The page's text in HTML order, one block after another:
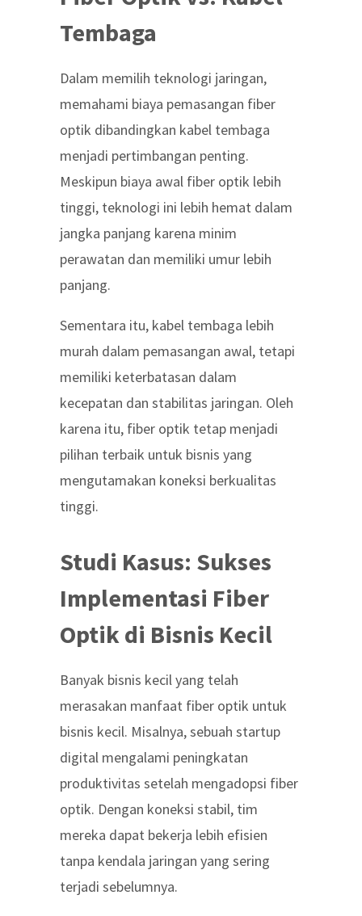
Tembaga
Dalam memilih teknologi jaringan,
memahami biaya pemasangan fiber
optik dibandingkan kabel tembaga
menjadi pertimbangan penting.
Meskipun biaya awal fiber optik lebih
tinggi, teknologi ini lebih hemat dalam
jangka panjang karena minim
perawatan dan memiliki umur lebih
panjang.
Sementara itu, kabel tembaga lebih
murah dalam pemasangan awal, tetapi
memiliki keterbatasan dalam
kecepatan dan stabilitas jaringan. Oleh
karena itu, fiber optik tetap menjadi
pilihan terbaik untuk bisnis yang
mengutamakan koneksi berkualitas
tinggi.
Studi Kasus: Sukses
Implementasi Fiber
Optik di Bisnis Kecil
Banyak bisnis kecil yang telah
merasakan manfaat fiber optik untuk
bisnis kecil. Misalnya, sebuah startup
digital mengalami peningkatan
produktivitas setelah mengadopsi fiber
optik. Dengan koneksi stabil, tim
mereka dapat bekerja lebih efisien
tanpa kendala jaringan yang sering
terjadi sebelumnya.